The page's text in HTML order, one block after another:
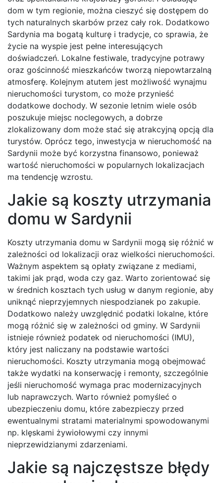
dom w tym regionie, można cieszyć się dostępem do
tych naturalnych skarbów przez cały rok. Dodatkowo
Sardynia ma bogatą kulturę i tradycje, co sprawia, że
życie na wyspie jest pełne interesujących
doświadczeń. Lokalne festiwale, tradycyjne potrawy
oraz gościnność mieszkańców tworzą niepowtarzalną
atmosferę. Kolejnym atutem jest możliwość wynajmu
nieruchomości turystom, co może przynieść
dodatkowe dochody. W sezonie letnim wiele osób
poszukuje miejsc noclegowych, a dobrze
zlokalizowany dom może stać się atrakcyjną opcją dla
turystów. Oprócz tego, inwestycja w nieruchomość na
Sardynii może być korzystna finansowo, ponieważ
wartość nieruchomości w popularnych lokalizacjach
ma tendencję wzrostu.
Jakie są koszty utrzymania
domu w Sardynii
Koszty utrzymania domu w Sardynii mogą się różnić w
zależności od lokalizacji oraz wielkości nieruchomości.
Ważnym aspektem są opłaty związane z mediami,
takimi jak prąd, woda czy gaz. Warto zorientować się
w średnich kosztach tych usług w danym regionie, aby
uniknąć nieprzyjemnych niespodzianek po zakupie.
Dodatkowo należy uwzględnić podatki lokalne, które
mogą różnić się w zależności od gminy. W Sardynii
istnieje również podatek od nieruchomości (IMU),
który jest naliczany na podstawie wartości
nieruchomości. Koszty utrzymania mogą obejmować
także wydatki na konserwację i remonty, szczególnie
jeśli nieruchomość wymaga prac modernizacyjnych
lub naprawczych. Warto również pomyśleć o
ubezpieczeniu domu, które zabezpieczy przed
ewentualnymi stratami materialnymi spowodowanymi
np. klęskami żywiołowymi czy innymi
nieprzewidzianymi zdarzeniami.
Jakie są najczęstsze błędy